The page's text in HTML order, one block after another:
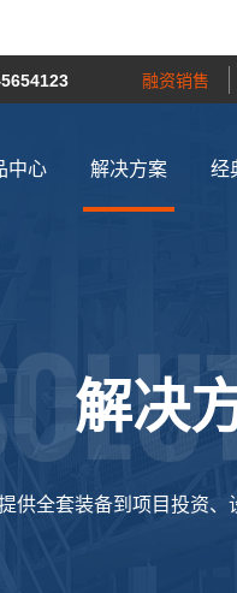
融资销售
中心 解决方案 经
解决
供全套装备到项目投资